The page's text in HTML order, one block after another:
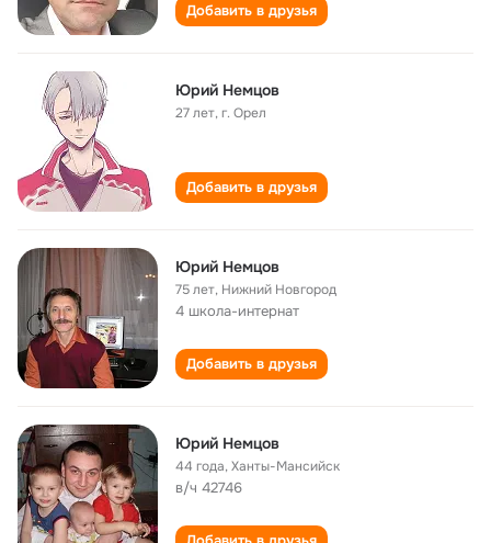
Добавить в друзья
Юрий Немцов
27 лет,г. Орел
Добавить в друзья
Юрий Немцов
75 лет, Нижний Новгород
4 школа-интернат
Добавить в друзья
Юрий Немцов
44 года,Ханты-Мансийск
в/ч 42746